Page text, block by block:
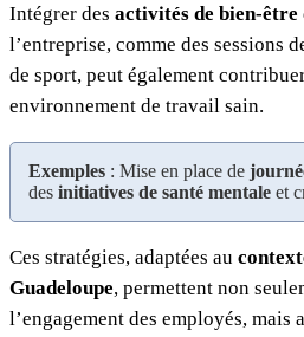
Intégrer des activités de bien-être
l’entreprise, comme des sessions
de sport, peut également
environnement de travail sain.
Exemples : Mise en place de
des initiatives de santé mentale et
Ces stratégies, adaptées au
Guadeloupe, permettent non
l’engagement des employés, mais